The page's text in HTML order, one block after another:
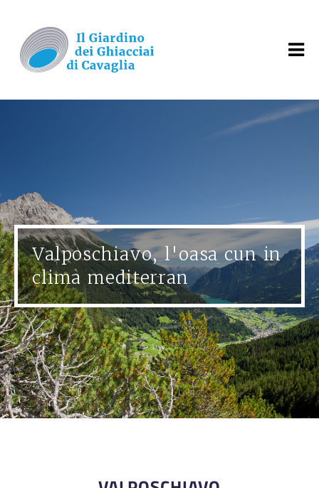
Valposchiavo, l'oasa cun in
clima mediterran